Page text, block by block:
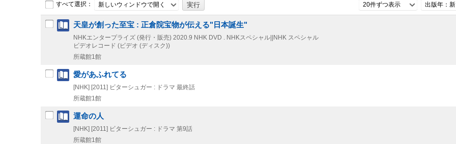
すべて選択： 新しいウィンドウで開く 20件ずつ表示 出版年：
天皇が創った至宝 : 正倉院宝物が伝える"日本誕生"
NHKエンタープライズ (発行・販売) 2020.9 NHK DVD . NHKスペシャル||NHK スペシャル
ビデオレコード (ビデオ (ディスク))
所蔵館1館
愛があふれてる
[NHK] [2011] ビターシュガー : ドラマ 最終話
所蔵館1館
運命の人
[NHK] [2011] ビターシュガー : ドラマ 第9話
所蔵館1館